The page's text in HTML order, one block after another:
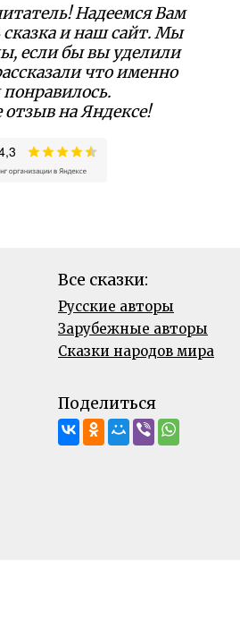
Надеемся Вам
сказка и наш сайт. Мы
если бы вы уделили
что именно
отзыв на Яндексе!
Все сказки:
Русские авторы
Зарубежные авторы
Сказки народов мира
Поделиться